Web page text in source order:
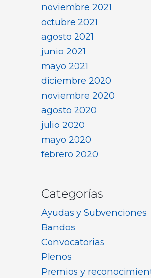
noviembre 2021
octubre 2021
agosto 2021
junio 2021
mayo 2021
diciembre 2020
noviembre 2020
agosto 2020
julio 2020
mayo 2020
febrero 2020
Categorías
Ayudas y Subvenciones
Bandos
Convocatorias
Plenos
Premios y